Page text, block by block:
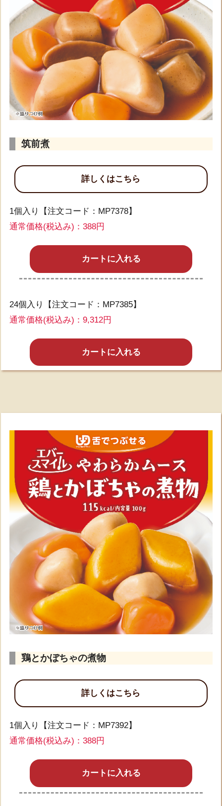
筑前煮
詳しくはこちら
1個入り【注文コード：MP7378】
通常価格(税込み)：388円
カートに入れる
24個入り【注文コード：MP7385】
通常価格(税込み)：9,312円
カートに入れる
鶏とかぼちゃの煮物
詳しくはこちら
1個入り【注文コード：MP7392】
通常価格(税込み)： 388円
カートに入れる